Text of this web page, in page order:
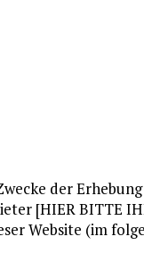
der
[HIER BITTE
Website (im